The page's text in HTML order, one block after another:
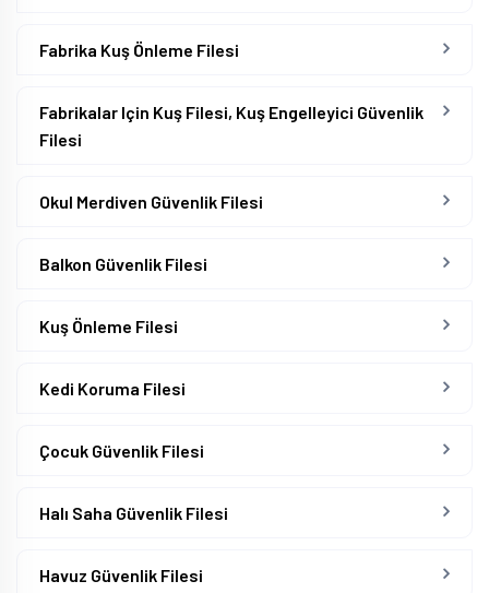
Fabrika Kuş Önleme Filesi
Fabrikalar Için Kuş Filesi, Kuş Engelleyici Güvenlik
Filesi
Okul Merdiven Güvenlik Filesi
Balkon Güvenlik Filesi
Kuş Önleme Filesi
Kedi Koruma Filesi
Çocuk Güvenlik Filesi
Halı Saha Güvenlik Filesi
Havuz Güvenlik Filesi